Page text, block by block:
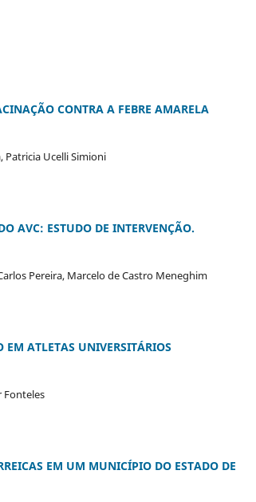
CONTRA A FEBRE AMARELA
Patricia Ucelli Simioni
AVC: ESTUDO DE INTERVENÇÃO.
Pereira, Marcelo de Castro Meneghim
EM ATLETAS UNIVERSITÁRIOS
Fonteles
EM UM MUNICÍPIO DO ESTADO DE